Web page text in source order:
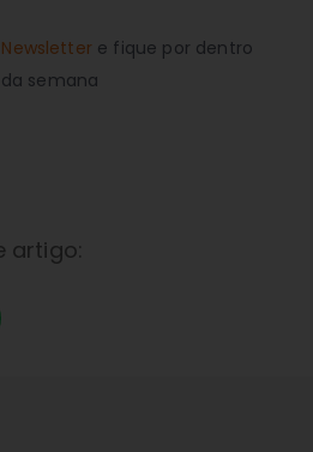
Newslettere fique por dentro
semana
artigo: